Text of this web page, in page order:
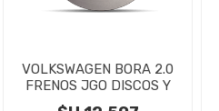
VOLKSWAGEN BORA 2.0
FRENOS JGO DISCOS Y
PASTILLAS Del